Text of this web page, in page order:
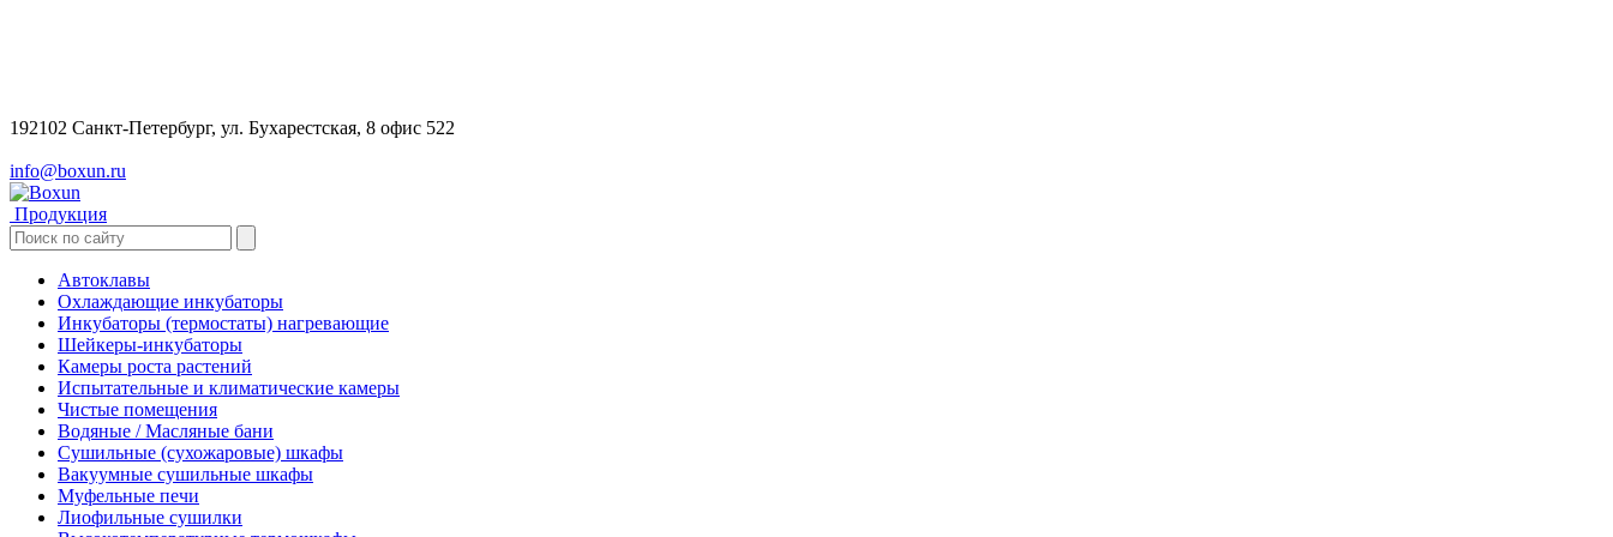
192102 Санкт-Петербург, ул. Бухарестская, 8 офис 522
info@boxun.ru
Продукция
Автоклавы
Охлаждающие инкубаторы
Инкубаторы (термостаты) нагревающие
Шейкеры-инкубаторы
Камеры роста растений
Испытательные и климатические камеры
Чистые помещения
Водяные / Масляные бани
Сушильные (сухожаровые) шкафы
Вакуумные сушильные шкафы
Муфельные печи
Лиофильные сушилки